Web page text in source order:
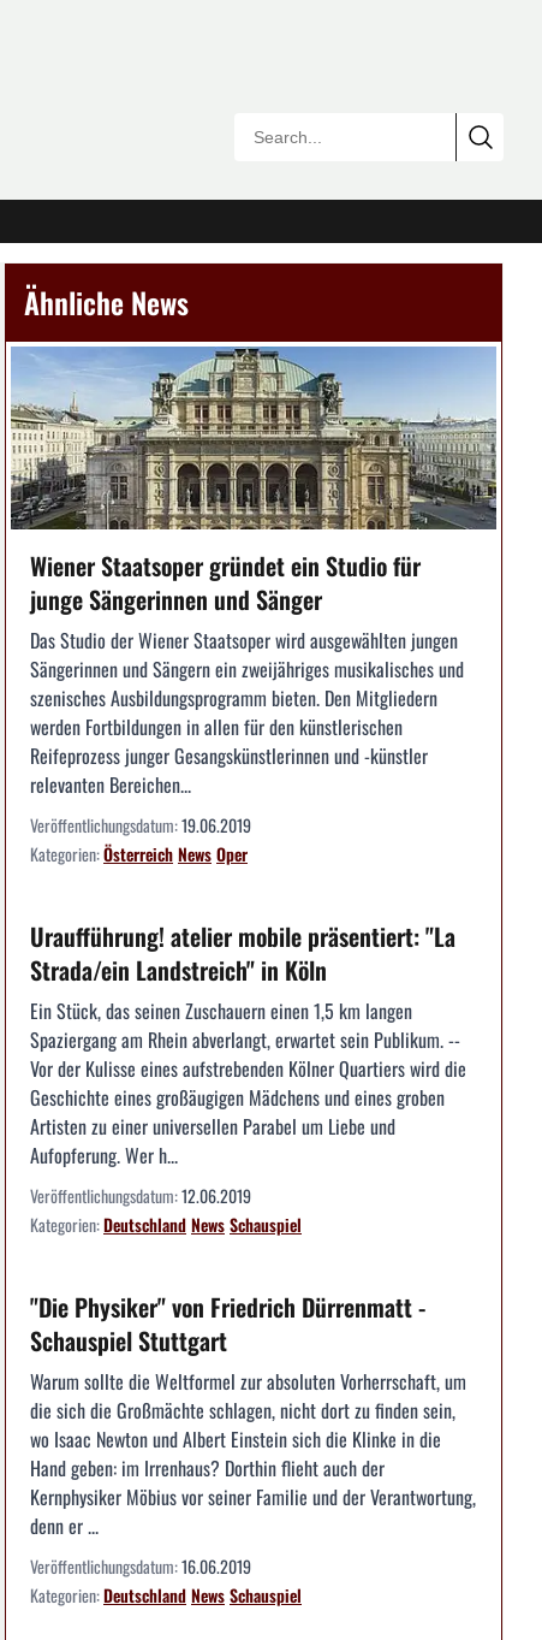
Ähnliche News
Wiener Staatsoper gründet ein Studio für
junge Sängerinnen und Sänger
Das Studio der Wiener Staatsoper wird ausgewählten jungen
Sängerinnen und Sängern ein zweijähriges musikalisches und
szenisches Ausbildungsprogramm bieten. Den Mitgliedern
werden Fortbildungen in allen für den künstlerischen
Reifeprozess junger Gesangskünstlerinnen und -künstler
relevanten Bereichen...
Veröffentlichungsdatum:19.06.2019
Kategorien:ÖsterreichNewsOper
Uraufführung! atelier mobile präsentiert: "La
Strada/ein Landstreich" in Köln
Ein Stück, das seinen Zuschauern einen 1,5 km langen
Spaziergang am Rhein abverlangt, erwartet sein Publikum. --
Vor der Kulisse eines aufstrebenden Kölner Quartiers wird die
Geschichte eines großäugigen Mädchens und eines groben
Artisten zu einer universellen Parabel um Liebe und
Aufopferung. Wer h...
Veröffentlichungsdatum:12.06.2019
Kategorien:DeutschlandNewsSchauspiel
"Die Physiker" von Friedrich Dürrenmatt -
Schauspiel Stuttgart
Warum sollte die Weltformel zur absoluten Vorherrschaft, um
die sich die Großmächte schlagen, nicht dort zu finden sein,
wo Isaac Newton und Albert Einstein sich die Klinke in die
Hand geben: im Irrenhaus? Dorthin flieht auch der
Kernphysiker Möbius vor seiner Familie und der Verantwortung,
denn er ...
Veröffentlichungsdatum:16.06.2019
Kategorien:DeutschlandNewsSchauspiel